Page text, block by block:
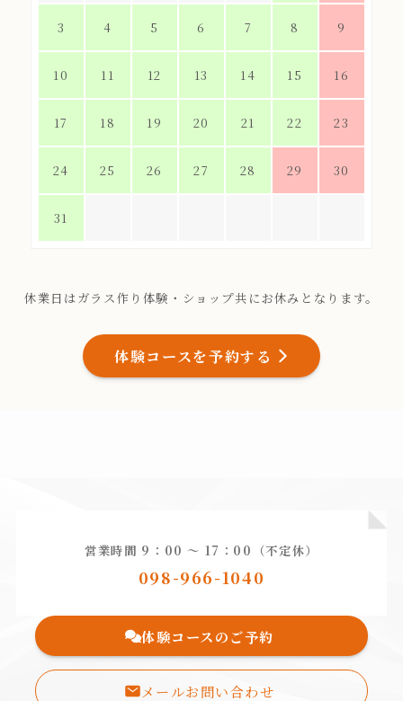
3 4 5 6 7 8 9
10 11 12 13 14 15 16
17 18 19 20 21 22 23
24 25 26 27 28 29 30
31
休業日はガラス作り体験・ショップ共にお休みとなります。
体験コースを予約する
営業時間 9：00 〜 17：00（不定休）
098-966-1040
体験コースのご予約
メールお問い合わせ